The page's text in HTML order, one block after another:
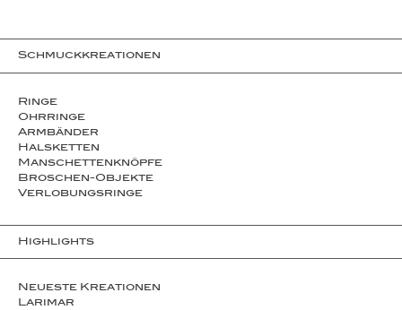
Schmuckkreationen
Ringe
Ohrringe
Armbänder
Halsketten
Man­schet­ten­­knöpfe
Broschen-Objekte
Ver­lo­bungs­­ringe
Highlights
Neueste Kreationen
Larimar